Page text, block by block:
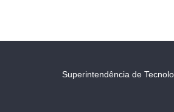
Superintendência de